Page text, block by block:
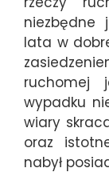
niezbędne
lata w
ruchomej
wypadku
wiary
oraz
nabył